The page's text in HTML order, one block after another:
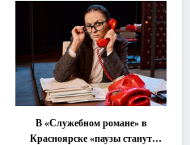
В «Служебном романе» в
Красноярске «паузы станут